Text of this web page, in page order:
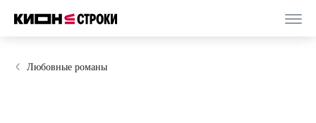
Любовные романы